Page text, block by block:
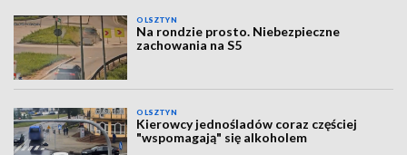
OLSZTYN
Na rondzie prosto. Niebezpieczne
zachowania na S5
OLSZTYN
Kierowcy jednośladów coraz częściej
"wspomagają" się alkoholem